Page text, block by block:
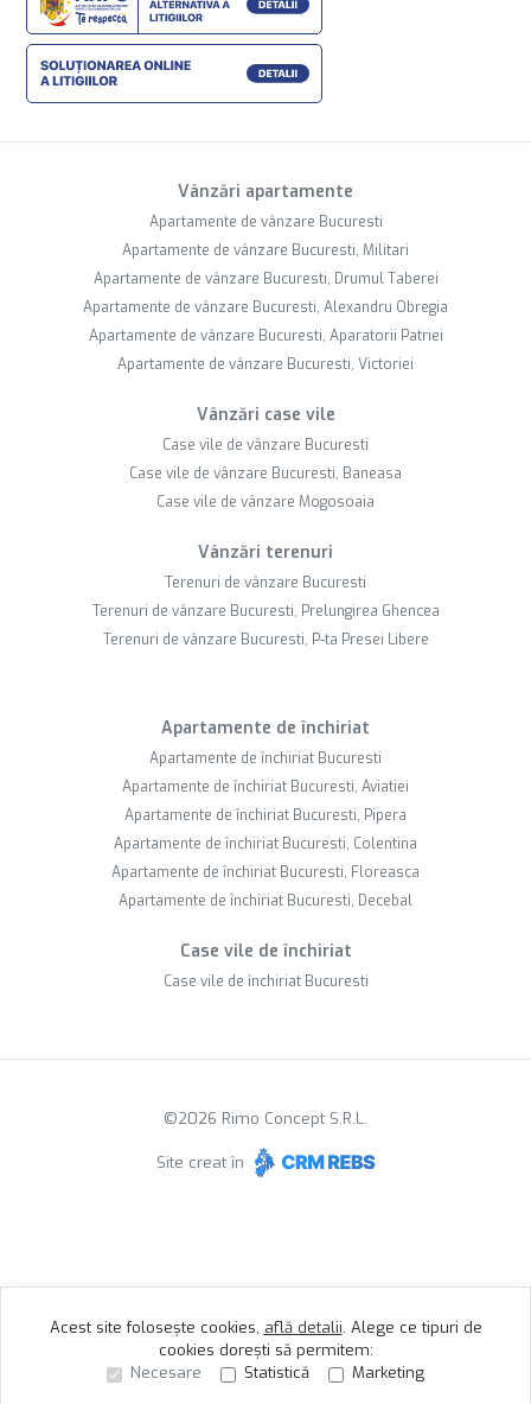
Vânzări apartamente
Apartamente de vânzare Bucuresti
Apartamente de vânzare Bucuresti, Militari
Apartamente de vânzare Bucuresti, Drumul Taberei
Apartamente de vânzare Bucuresti, Alexandru Obregia
Apartamente de vânzare Bucuresti, Aparatorii Patriei
Apartamente de vânzare Bucuresti, Victoriei
Vânzări case vile
Case vile de vânzare Bucuresti
Case vile de vânzare Bucuresti, Baneasa
Case vile de vânzare Mogosoaia
Vânzări terenuri
Terenuri de vânzare Bucuresti
Terenuri de vânzare Bucuresti, Prelungirea Ghencea
Terenuri de vânzare Bucuresti, P-ta Presei Libere
Apartamente de închiriat
Apartamente de închiriat Bucuresti
Apartamente de închiriat Bucuresti, Aviatiei
Apartamente de închiriat Bucuresti, Pipera
Apartamente de închiriat Bucuresti, Colentina
Apartamente de închiriat Bucuresti, Floreasca
Apartamente de închiriat Bucuresti, Decebal
Case vile de închiriat
Case vile de închiriat Bucuresti
©2026 Rimo Concept S.R.L.
Site creat în
Acest site folosește cookies, află detalii. Alege ce tipuri de
cookies dorești să permitem:
Necesare
Statistică Marketing